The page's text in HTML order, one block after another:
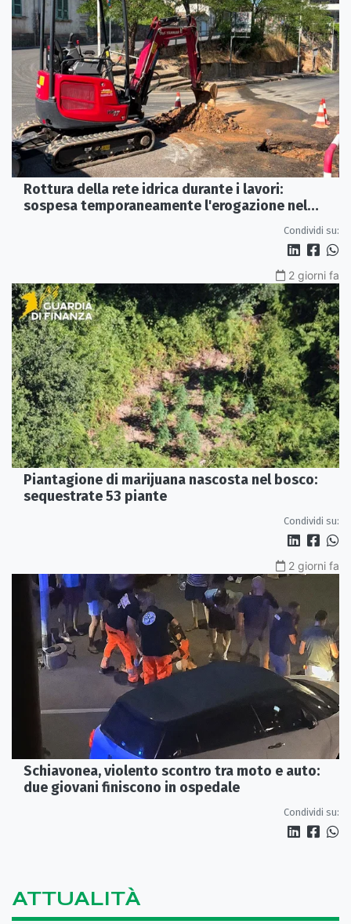
Rottura della rete idrica durante i lavori:
sospesa temporaneamente l'erogazione nel
Condividi su:
2 giorni fa
Piantagione di marijuana nascosta nel bosco:
sequestrate 53 piante
Condividi su:
2 giorni fa
Schiavonea, violento scontro tra moto e auto:
due giovani finiscono in ospedale
Condividi su:
ATTUALITÀ